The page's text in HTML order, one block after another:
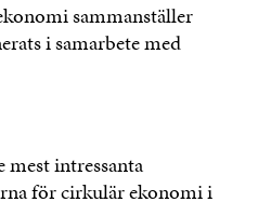
sammanställer
i samarbete med
mest intressanta
för cirkulär ekonomi i